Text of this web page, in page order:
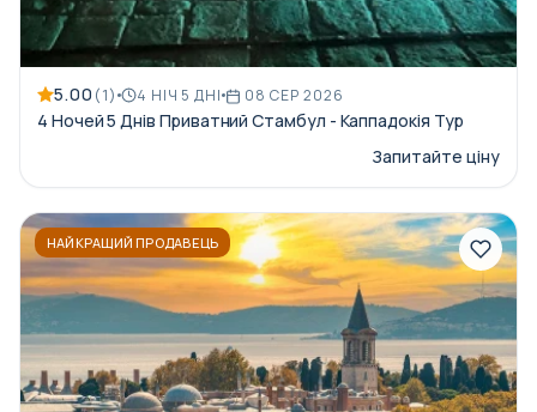
5.00 (1) 4 НІЧ 5 ДНІ 08 СЕР 2026
4 Ночей 5 Днів Приватний Стамбул - Каппадокія Тур
Запитайте ціну
НАЙКРАЩИЙ ПРОДАВЕЦЬ